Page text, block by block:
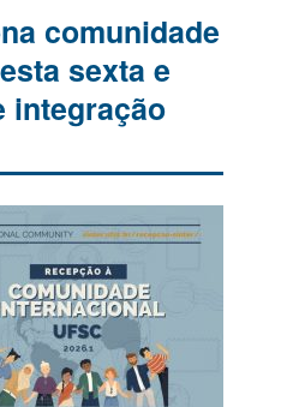
comunidade
sexta e
integração